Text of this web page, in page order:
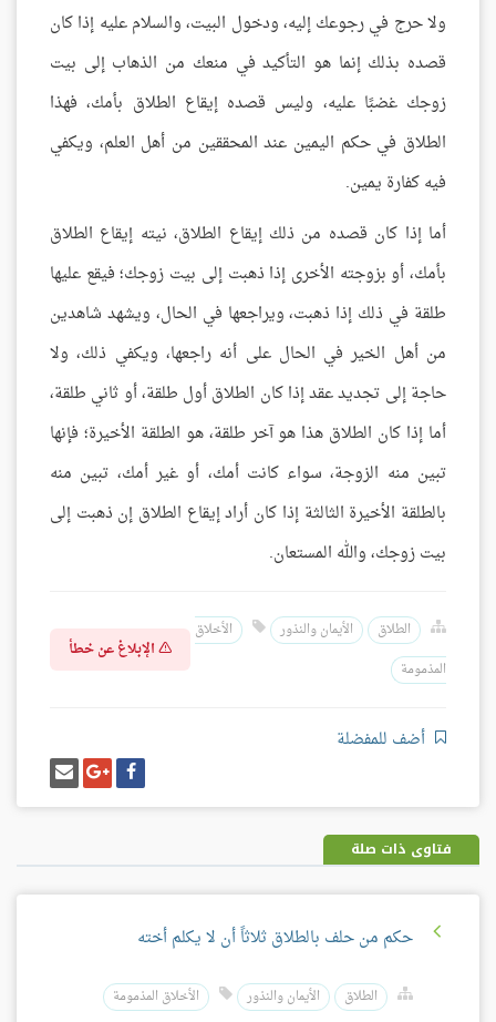
ولا حرج في رجوعك إليه، ودخول البيت، والسلام عليه إذا كان
قصده بذلك إنما هو التأكيد في منعك من الذهاب إلى بيت
زوجك غضبًا عليه، وليس قصده إيقاع الطلاق بأمك، فهذا
الطلاق في حكم اليمين عند المحققين من أهل العلم، ويكفي
فيه كفارة يمين.
أما إذا كان قصده من ذلك إيقاع الطلاق، نيته إيقاع الطلاق
بأمك، أو بزوجته الأخرى إذا ذهبت إلى بيت زوجك؛ فيقع عليها
طلقة في ذلك إذا ذهبت، ويراجعها في الحال، ويشهد شاهدين
من أهل الخير في الحال على أنه راجعها، ويكفي ذلك، ولا
حاجة إلى تجديد عقد إذا كان الطلاق أول طلقة، أو ثاني طلقة،
أما إذا كان الطلاق هذا هو آخر طلقة، هو الطلقة الأخيرة؛ فإنها
تبين منه الزوجة، سواء كانت أمك، أو غير أمك، تبين منه
بالطلقة الأخيرة الثالثة إذا كان أراد إيقاع الطلاق إن ذهبت إلى
بيت زوجك، والله المستعان.
الطلاق الأيمان والنذور
الأخلاق
المذمومة
الإبلاغ عن خطأ
أضف للمفضلة
شارك
على
فيسبوك
شارك
على
غوغل
بلس
إرسل
إيميل
فتاوى ذات صلة
حكم من حلف بالطلاق ثلاثاً أن لا يكلم أخته
الطلاق الأيمان والنذور الأخلاق المذمومة